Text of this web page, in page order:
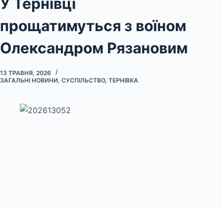
прощатимуться з воїном
Олександром Рязановим
13 ТРАВНЯ, 2026
ЗАГАЛЬНІ НОВИНИ, СУСПІЛЬСТВО, ТЕРНІВКА